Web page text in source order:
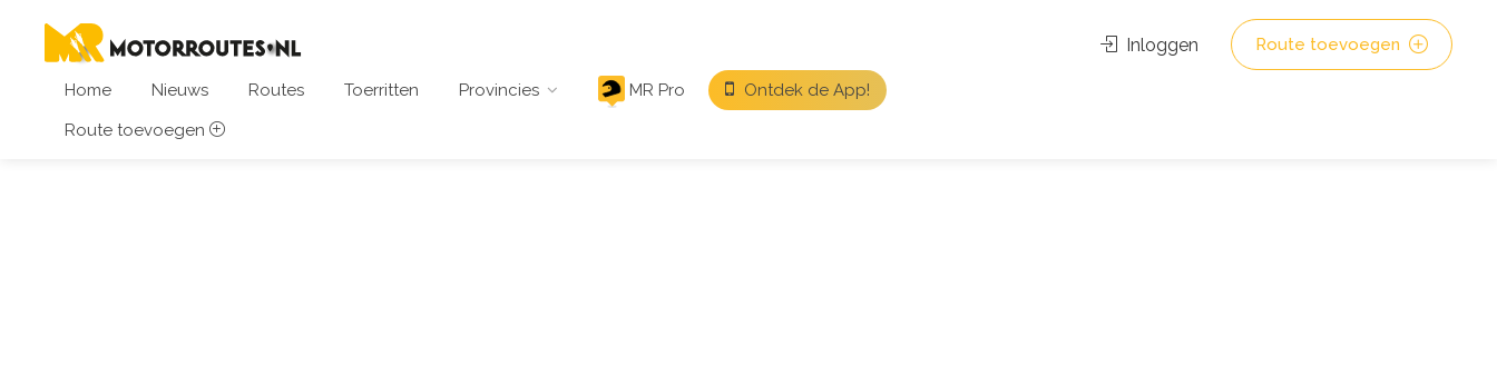
Home Nieuws Routes Toerritten Provincies MR Pro
Ontdek de App!
Route toevoegen
Inloggen Route toevoegen